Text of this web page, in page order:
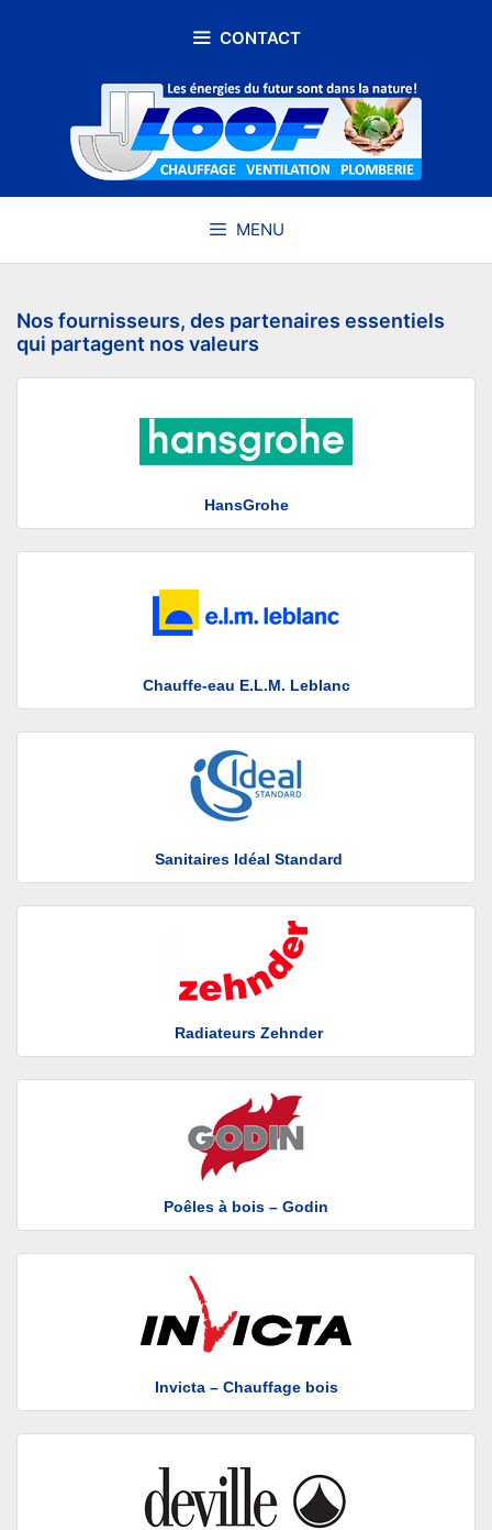
CONTACT
MENU
Nos fournisseurs, des partenaires essentiels
qui partagent nos valeurs
HansGrohe
Chauffe-eau E.L.M. Leblanc
Sanitaires Idéal Standard
Radiateurs Zehnder
Poêles à bois – Godin
Invicta – Chauffage bois